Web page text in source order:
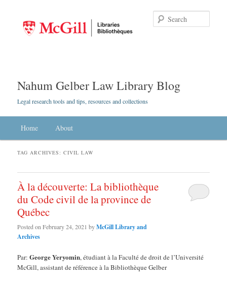
Nahum Gelber Law Library Blog
Legal research tools and tips, resources and collections
Skip to primary content
Skip to secondary content
Home About
TAG ARCHIVES:CIVIL LAW
À la découverte: La bibliothèque
du Code civil de la province de
Québec
Posted onFebruary 24, 2021 byMcGill Library and
Archives
Par:George Yeryomin, étudiant à la Faculté de droit de l’Université
McGill, assistant de référence à la Bibliothèque Gelber